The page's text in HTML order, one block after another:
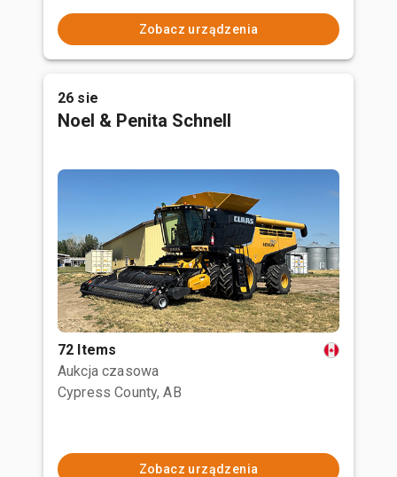
Zobacz urządzenia
26 sie
Noel & Penita Schnell
72 Items
Aukcja czasowa
Cypress County, AB
Zobacz urządzenia